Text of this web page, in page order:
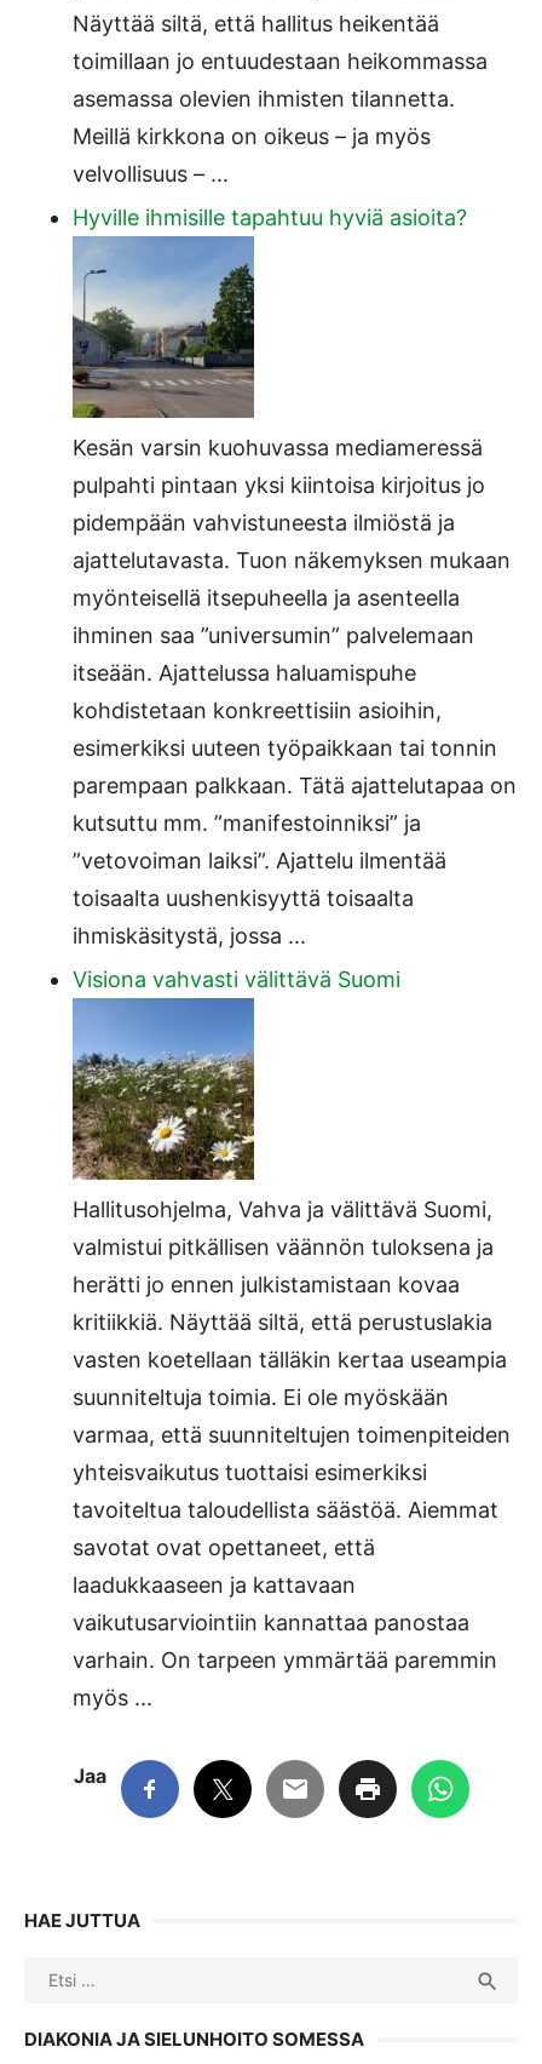
Näyttää siltä, että hallitus heikentää
toimillaan jo entuudestaan heikommassa
asemassa olevien ihmisten tilannetta.
Meillä kirkkona on oikeus – ja myös
velvollisuus – ...
Hyville ihmisille tapahtuu hyviä asioita?
Kesän varsin kuohuvassa mediameressä
pulpahti pintaan yksi kiintoisa kirjoitus jo
pidempään vahvistuneesta ilmiöstä ja
ajattelutavasta. Tuon näkemyksen mukaan
myönteisellä itsepuheella ja asenteella
ihminen saa ”universumin” palvelemaan
itseään. Ajattelussa haluamispuhe
kohdistetaan konkreettisiin asioihin,
esimerkiksi uuteen työpaikkaan tai tonnin
parempaan palkkaan. Tätä ajattelutapaa on
kutsuttu mm. ”manifestoinniksi” ja
”vetovoiman laiksi”. Ajattelu ilmentää
toisaalta uushenkisyyttä toisaalta
ihmiskäsitystä, jossa ...
Visiona vahvasti välittävä Suomi
Hallitusohjelma, Vahva ja välittävä Suomi,
valmistui pitkällisen väännön tuloksena ja
herätti jo ennen julkistamistaan kovaa
kritiikkiä. Näyttää siltä, että perustuslakia
vasten koetellaan tälläkin kertaa useampia
suunniteltuja toimia. Ei ole myöskään
varmaa, että suunniteltujen toimenpiteiden
yhteisvaikutus tuottaisi esimerkiksi
tavoiteltua taloudellista säästöä. Aiemmat
savotat ovat opettaneet, että
laadukkaaseen ja kattavaan
vaikutusarviointiin kannattaa panostaa
varhain. On tarpeen ymmärtää paremmin
myös ...
Jaa
HAE JUTTUA
Search

DIAKONIA JA SIELUNHOITO SOMESSA